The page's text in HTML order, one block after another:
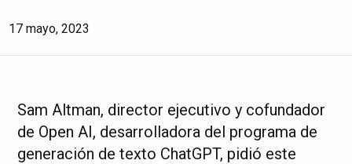
17 mayo, 2023
Sam Altman, director ejecutivo y cofundador
de Open AI, desarrolladora del programa de
generación de texto ChatGPT, pidió este